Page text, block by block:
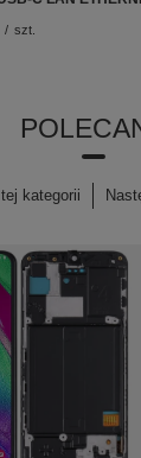
S23
producenta:
3785 mAh
/ szt.
kategorii